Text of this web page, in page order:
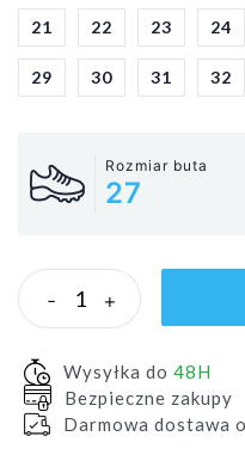
21 22 23 24
29 30 31 32
Rozmiar buta
27
- +
Wysyłka do 48H
Bezpieczne zakupy
Darmowa dostawa